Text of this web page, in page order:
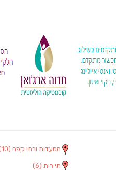
מסעדות ובתי קפה (10)
תיירות (6)